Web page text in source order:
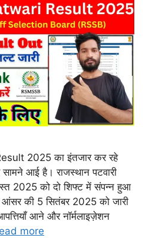
2025 का इंतजार कर रहे
सामने आई है। राजस्थान पटवारी
2025 को दो शिफ्ट में संपन्न हुआ
की 5 सितंबर 2025 को जारी
आने और नॉर्मलाइज़ेशन
more